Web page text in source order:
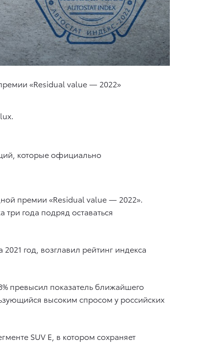
«Residual value — 2022»
которые официально
премии «Residual value — 2022».
года подряд оставаться
год, возглавил рейтинг индекса
превысил показатель ближайшего
высоким спросом у российских
SUV E, в котором сохраняет